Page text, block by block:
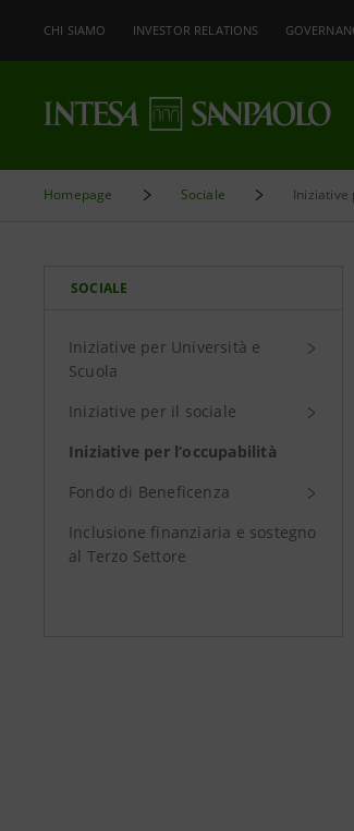
CHI SIAMO INVESTOR RELATIONS
Homepage Sociale Iniziative
SOCIALE
Iniziative per Università e
Scuola
Iniziative per il sociale
Iniziative per l’occupabilità
Fondo di Beneficenza
Inclusione finanziaria e sostegno
al Terzo Settore